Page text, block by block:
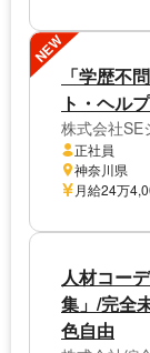
NEW
「学歴不
ト・ヘル
株式会社SE
正社員
神奈川県
月給24万
人材コー
集」/完全
色自由